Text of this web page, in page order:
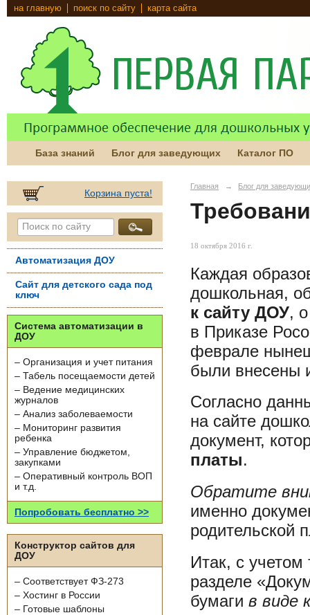
на главную поиск по сайту карта сайта
База знаний Блог для заведующих Каталог ПО
Корзина пуста!
Автоматизация ДОУ
Сайт для детского сада под
ключ
Система автоматизации в
ДОУ
– Организация и учет питания
– Табель посещаемости детей
– Ведение медицинских
журналов
– Анализ заболеваемости
– Мониторинг развития
ребенка
– Управление бюджетом,
закупками
– Оперативный контроль ВОП
и т.д.
Попробовать бесплатно >>
Конструктор сайтов для
ДОУ
– Соответствует ФЗ-273
– Хостинг в России
– Готовые шаблоны
Главная → Блог для
18 октября 2016 г.
Каждая
дошкольная,
к сайту ДОУ,
в Приказе
феврале
были внесены
Согласно
на сайте
документ,
платы.
Обратите
именно
родительской
Итак, с учетом
разделе
бумаги в виде